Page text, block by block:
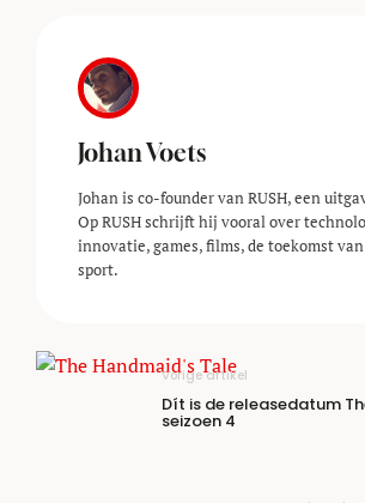
Johan Voets
Johan is co-founder van RUSH, een
Op RUSH schrijft hij vooral over
innovatie, games, films, de toekomst
sport.
Vorige artikel
Dít is de releasedatum
seizoen 4